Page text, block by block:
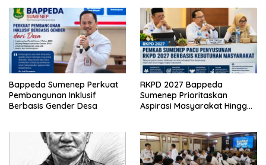
Bappeda Sumenep Perkuat
Pembangunan Inklusif
Berbasis Gender Desa
RKPD 2027 Bappeda
Sumenep Prioritaskan
Aspirasi Masyarakat Hingga